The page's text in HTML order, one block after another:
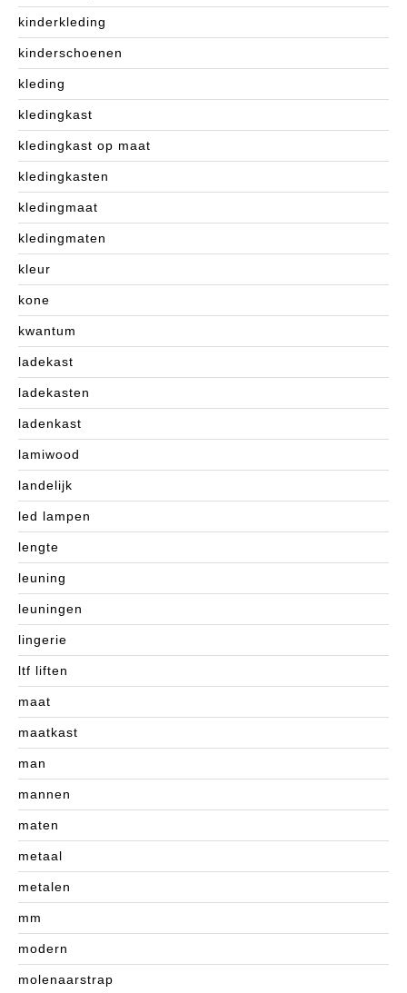
kinderkleding
kinderschoenen
kleding
kledingkast
kledingkast op maat
kledingkasten
kledingmaat
kledingmaten
kleur
kone
kwantum
ladekast
ladekasten
ladenkast
lamiwood
landelijk
led lampen
lengte
leuning
leuningen
lingerie
ltf liften
maat
maatkast
man
mannen
maten
metaal
metalen
mm
modern
molenaarstrap